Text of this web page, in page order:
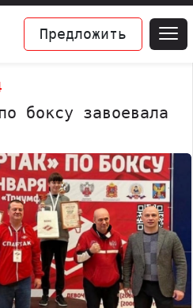
Предложить
боксу завоевала